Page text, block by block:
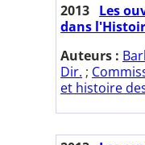
2013 Les
dans
Auteurs :
Dir. ;
et histoire